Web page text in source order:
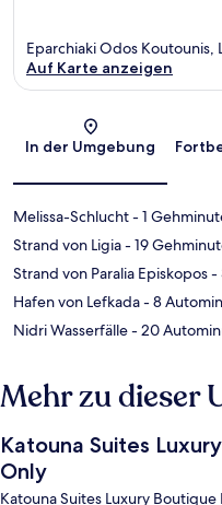
Eparchiaki Odos Koutounis,
Auf Karte anzeigen
In der Umgebung
Melissa-Schlucht- 1
Strand von Ligia- 19
Strand von Paralia Episkopos-
Hafen von Lefkada- 8
Nidri Wasserfälle- 20
Mehr zu dieser
Katouna Suites
Only
Katouna Suites Luxury